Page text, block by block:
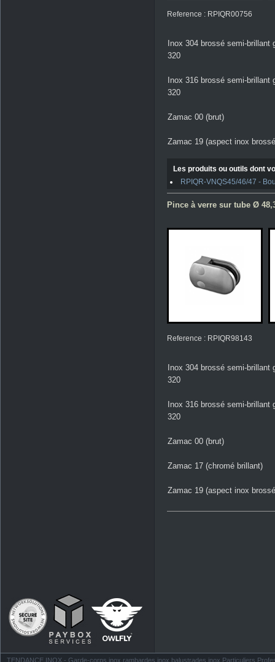
Reference : RPIQR00756
Inox 304 brossé semi-brillant
320
Inox 316 brossé semi-brillant
320
Zamac 00 (brut)
Zamac 19 (aspect inox
Les produits ou outils dont
RPIQR-VNQS45/46/47 -
Pince à verre sur tube Ø
Reference : RPIQR98143
Inox 304 brossé semi-brillant
320
Inox 316 brossé semi-brillant
320
Zamac 00 (brut)
Zamac 17 (chromé brillant)
Zamac 19 (aspect inox
TENDANCE INOX - Garde-corps inox rambardes inox balustrades inox Particuliers